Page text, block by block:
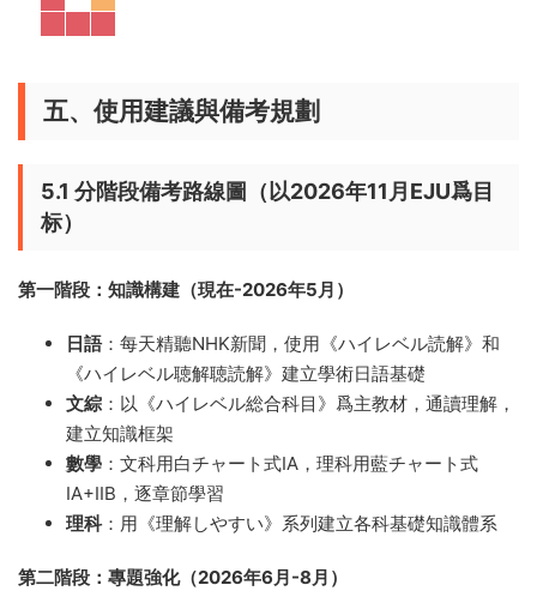
五、使用建議與備考規劃
5.1 分階段備考路線圖（以2026年11月EJU爲目
标）
第一階段：知識構建（現在-2026年5月）
日語：每天精聽NHK新聞，使用《ハイレベル読解》和
《ハイレベル聴解聴読解》建立學術日語基礎
文綜 ：以《ハイレベル総合科目》爲主教材，通讀理解，
建立知識框架
數學 ：文科用白チャート式IA，理科用藍チャート式
IA+IIB，逐章節學習
理科：用《理解しやすい》系列建立各科基礎知識體系
第二階段：專題強化（2026年6月-8月）